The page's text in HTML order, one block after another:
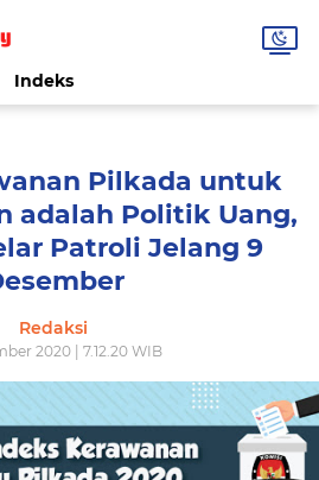
Indeks
Pilkada untuk
adalah Politik Uang,
Patroli Jelang 9
Redaksi
2020 | 7.12.20 WIB